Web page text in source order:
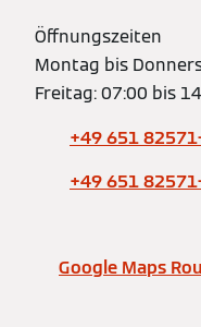
Öffnungszeiten
Montag bis
Freitag: 07:00 bis
+49 651
+49 651
Google Maps